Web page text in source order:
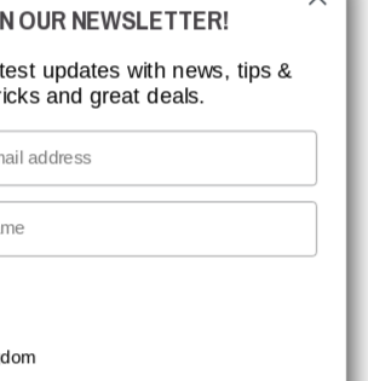
gode tilbud og produktnyheder. Din e-mail
kan til enhver tid
OUR NEWSLETTER!
updates with news, tips &
and great deals.